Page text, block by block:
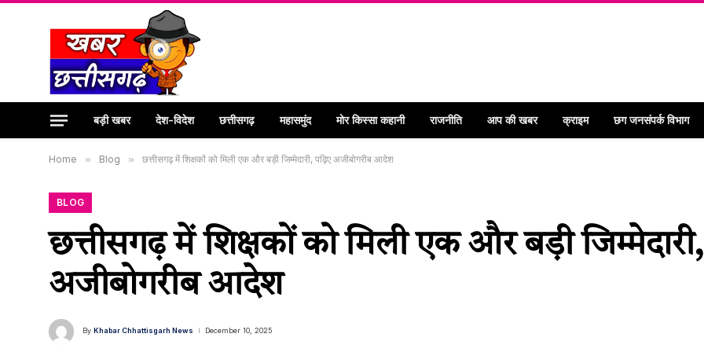
बड़ी खबर देश-विदेश छत्तीसगढ़ महासमुंद मोर किस्सा कहानी राजनीति आप की खबर क्राइम छग जनसंपर्क विभाग
Home » Blog » छत्तीसगढ़ में शिक्षकों को मिली एक और बड़ी जिम्मेदारी, पढ़िए अजीबोगरीब आदेश
BLOG
छत्तीसगढ़ में शिक्षकों को मिली एक और बड़ी
अजीबोगरीब आदेश
By Khabar Chhattisgarh News December 10, 2025